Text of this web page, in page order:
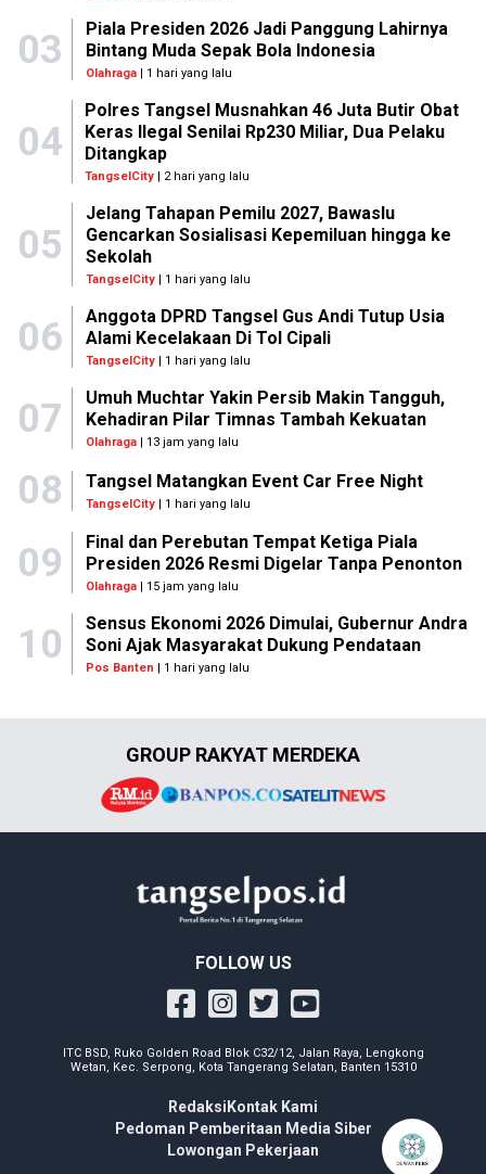
03
Piala Presiden 2026 Jadi Panggung Lahirnya
Bintang Muda Sepak Bola Indonesia
Olahraga| 1 hari yang lalu
04
Polres Tangsel Musnahkan 46 Juta Butir Obat
Keras Ilegal Senilai Rp230 Miliar, Dua Pelaku
Ditangkap
TangselCity | 2 hari yang lalu
05
Jelang Tahapan Pemilu 2027, Bawaslu
Gencarkan Sosialisasi Kepemiluan hingga ke
Sekolah
TangselCity| 1 hari yang lalu
06
Anggota DPRD Tangsel Gus Andi Tutup Usia
Alami Kecelakaan Di Tol Cipali
TangselCity| 1 hari yang lalu
07
Umuh Muchtar Yakin Persib Makin Tangguh,
Kehadiran Pilar Timnas Tambah Kekuatan
Olahraga| 13 jam yang lalu
08 Tangsel Matangkan Event Car Free Night
TangselCity | 1 hari yang lalu
09
Final dan Perebutan Tempat Ketiga Piala
Presiden 2026 Resmi Digelar Tanpa Penonton
Olahraga| 15 jam yang lalu
10
Sensus Ekonomi 2026 Dimulai, Gubernur Andra
Soni Ajak Masyarakat Dukung Pendataan
Pos Banten | 1 hari yang lalu
GROUP RAKYAT MERDEKA
FOLLOW US
ITC BSD, Ruko Golden Road Blok C32/12, Jalan Raya, Lengkong
Wetan, Kec. Serpong, Kota Tangerang Selatan, Banten 15310
Redaksi Kontak Kami
Pedoman Pemberitaan Media Siber
Lowongan Pekerjaan